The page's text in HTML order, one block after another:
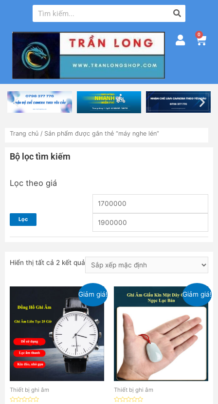
0
Trang chủ / Sản phẩm được gắn thẻ “máy nghe lén”
Bộ lọc tìm kiếm
Lọc theo giá
Lọc
Hiển thị tất cả 2 kết quả
Giảm giá!
Thiết bị ghi âm
Giảm giá!
Thiết bị ghi âm